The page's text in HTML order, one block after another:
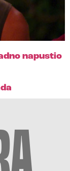
napustio